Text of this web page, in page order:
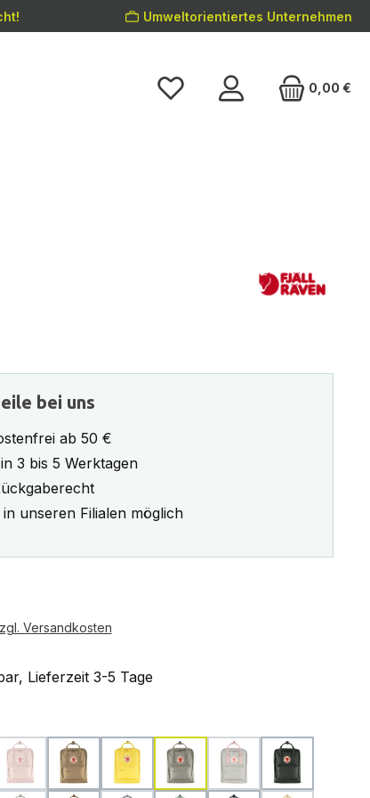
Umweltorientiertes Unternehmen
0,00 €
bei uns
ab 50 €
3 bis 5 Werktagen
unseren Filialen möglich
Versandkosten
Lieferzeit 3-5 Tage
chalk rose
(Diese Option ist zurzeit nicht verfügbar.)
clay corn fog fog-pink
(Diese Option ist
forest green